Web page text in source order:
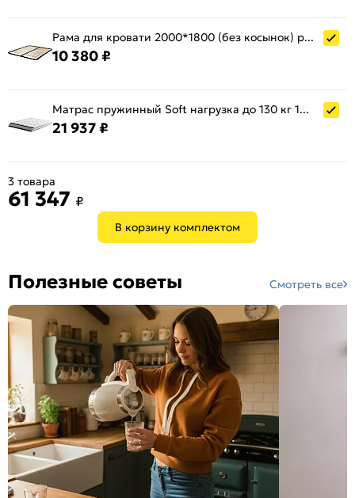
Рама для кровати 2000*1800 (без косынок) рейлинг
10 380 ₽
Матрас пружинный Soft нагрузка до 130 кг 1800x2000
21 937 ₽
В корзину комплектом
3 товара
61 347 ₽
Полезные советы Смотреть все